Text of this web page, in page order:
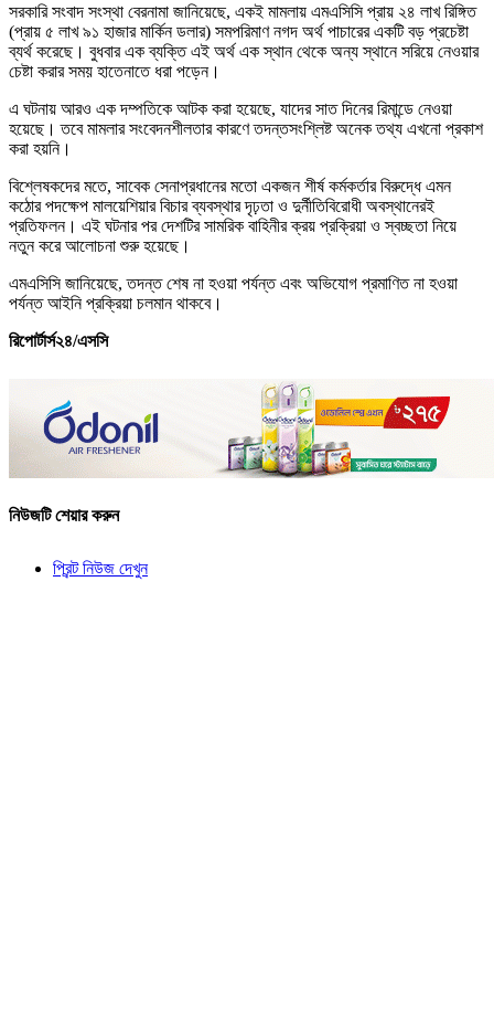
সরকারি সংবাদ সংস্থা বেরনামা জানিয়েছে, একই মামলায় এমএসিসি প্রায় ২৪ লাখ রিঙ্গিত
(প্রায় ৫ লাখ ৯১ হাজার মার্কিন ডলার) সমপরিমাণ নগদ অর্থ পাচারের একটি বড় প্রচেষ্টা
ব্যর্থ করেছে। বুধবার এক ব্যক্তি এই অর্থ এক স্থান থেকে অন্য স্থানে সরিয়ে নেওয়ার
চেষ্টা করার সময় হাতেনাতে ধরা পড়েন।
এ ঘটনায় আরও এক দম্পতিকে আটক করা হয়েছে, যাদের সাত দিনের রিমান্ডে নেওয়া
হয়েছে। তবে মামলার সংবেদনশীলতার কারণে তদন্তসংশ্লিষ্ট অনেক তথ্য এখনো প্রকাশ
করা হয়নি।
বিশ্লেষকদের মতে, সাবেক সেনাপ্রধানের মতো একজন শীর্ষ কর্মকর্তার বিরুদ্ধে এমন
কঠোর পদক্ষেপ মালয়েশিয়ার বিচার ব্যবস্থার দৃঢ়তা ও দুর্নীতিবিরোধী অবস্থানেরই
প্রতিফলন। এই ঘটনার পর দেশটির সামরিক বাহিনীর ক্রয় প্রক্রিয়া ও স্বচ্ছতা নিয়ে
নতুন করে আলোচনা শুরু হয়েছে।
এমএসিসি জানিয়েছে, তদন্ত শেষ না হওয়া পর্যন্ত এবং অভিযোগ প্রমাণিত না হওয়া
পর্যন্ত আইনি প্রক্রিয়া চলমান থাকবে।
রিপোর্টার্স২৪/এসসি
নিউজটি শেয়ার করুন
প্রিন্ট নিউজ দেখুন